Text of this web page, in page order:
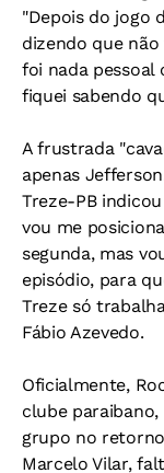
"Depois do jogo
dizendo que
foi nada pessoal
fiquei sabendo
A frustrada
apenas
Treze-PB
vou me
segunda, mas
episódio, para
Treze só
Fábio Azevedo.
Oficialmente,
clube
grupo no
Marcelo Vilar,